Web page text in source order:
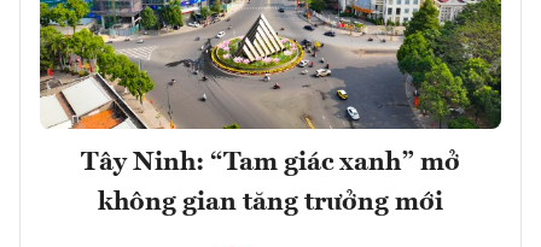
Tây Ninh: “Tam giác xanh” mở
không gian tăng trưởng mới